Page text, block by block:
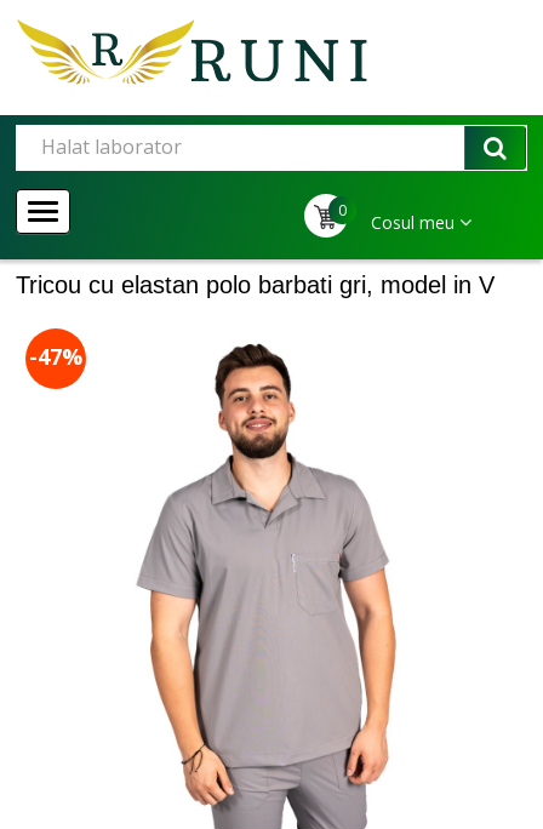
0
Cosul meu
Tricou cu elastan polo barbati gri, model in V
-47%